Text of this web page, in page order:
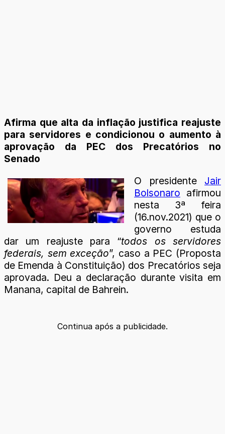
Afirma que alta da inflação justifica reajuste
para servidores e condicionou o aumento à
aprovação da PEC dos Precatórios no
Senado
O presidente Jair
Bolsonaro afirmou
nesta 3ª feira
(16.nov.2021) que o
governo estuda
dar um reajuste para “todos os servidores
federais, sem exceção”, caso a PEC (Proposta
de Emenda à Constituição) dos Precatórios seja
aprovada. Deu a declaração durante visita em
Manana, capital de Bahrein.
Continua após a publicidade.